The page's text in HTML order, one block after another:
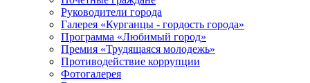
Руководители города
Галерея «Курганцы - гордость города»
Программа «Любимый город»
Премия «Трудящаяся молодежь»
Противодействие коррупции
Фотогалерея